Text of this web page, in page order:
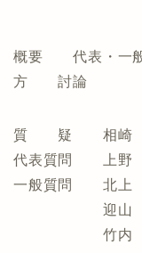
概要 代表・一
方 討論
質 疑 相崎
代表質問 上野
一般質問 北上
迎山 志
竹内 英